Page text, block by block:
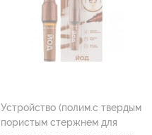
Устройство (полим.с твердым
пористым стержнем для